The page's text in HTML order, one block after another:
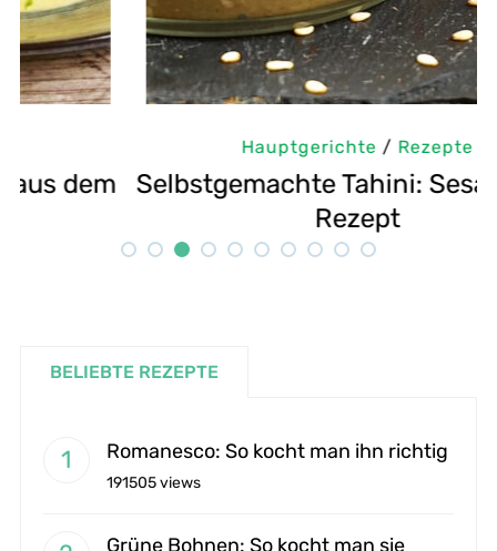
Hauptgerichte/Rezepte
Selbstgemachte Tahini: Sesampaste
BELIEBTE REZEPTE
Romanesco: So kocht man ihn richtig
191505 views
Grüne Bohnen: So kocht man sie